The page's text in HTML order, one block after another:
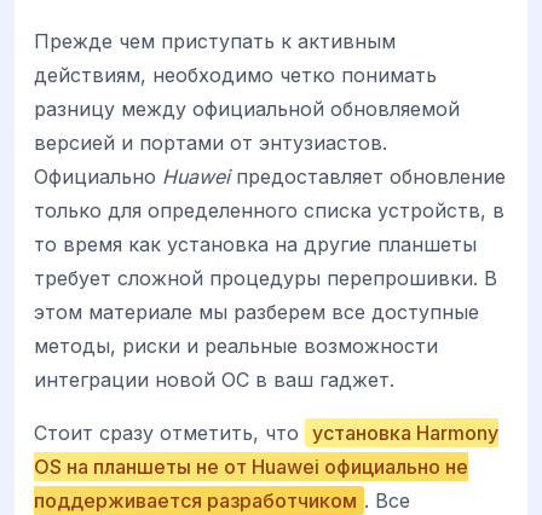
Прежде чем приступать к активным
действиям, необходимо четко понимать
разницу между официальной обновляемой
версией и портами от энтузиастов.
Официально Huaweiпредоставляет обновление
только для определенного списка устройств, в
то время как установка на другие планшеты
требует сложной процедуры перепрошивки. В
этом материале мы разберем все доступные
методы, риски и реальные возможности
интеграции новой ОС в ваш гаджет.
Стоит сразу отметить, что установка Harmony
OS на планшеты не от Huawei официально не
поддерживается разработчиком . Все